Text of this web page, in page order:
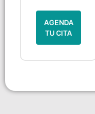
AGENDA
TU CITA